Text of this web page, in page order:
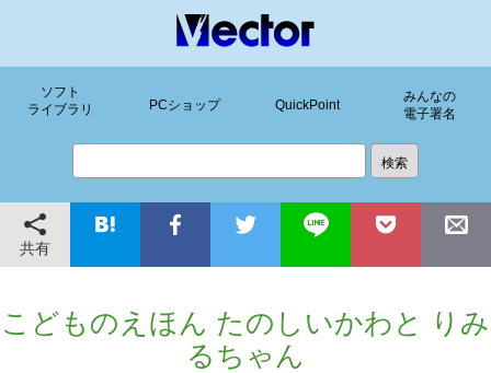
ソフト
ライブラリ
PCショップ QuickPoint
みんなの
電子署名
共有
こどものえほん たのしいかわと りみ
るちゃん